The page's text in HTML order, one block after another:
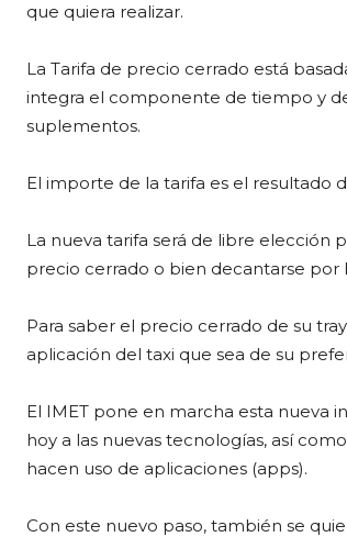
que quiera realizar.
La Tarifa de precio cerrado está
integra el componente de tiempo y
suplementos.
El importe de la tarifa es el resultado
La nueva tarifa será de libre elección
precio cerrado o bien decantarse
Para saber el precio cerrado de su
aplicación del taxi que sea de su
El IMET pone en marcha esta nueva
hoy a las nuevas tecnologías, así
hacen uso de aplicaciones (apps).
Con este nuevo paso, también se